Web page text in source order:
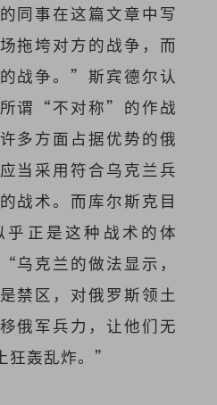
同事在这篇文章中写
拖垮对方的战争，而
战争。”斯宾德尔认
谓“不对称”的作战
多方面占据优势的俄
当采用符合乌克兰兵
战术。而库尔斯克目
正是这种战术的体
乌克兰的做法显示，
禁区，对俄罗斯领土
俄军兵力，让他们无
狂轰乱炸。”